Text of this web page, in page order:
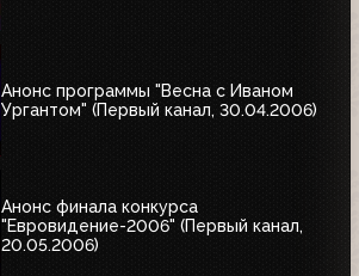
Анонс программы "Весна с Иваном
Ургантом" (Первый канал, 30.04.2006)
Анонс финала конкурса
"Евровидение-2006" (Первый канал,
20.05.2006)